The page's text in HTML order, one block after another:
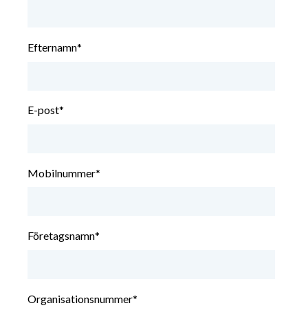
Efternamn*
E-post*
Mobilnummer*
Företagsnamn*
Organisationsnummer*